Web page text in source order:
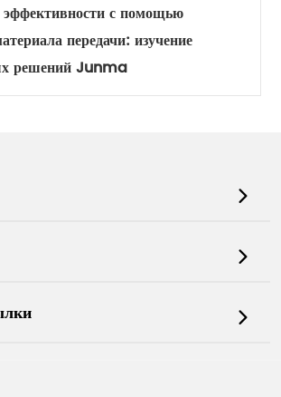
с помощью
передачи: изучение
решений Junma


